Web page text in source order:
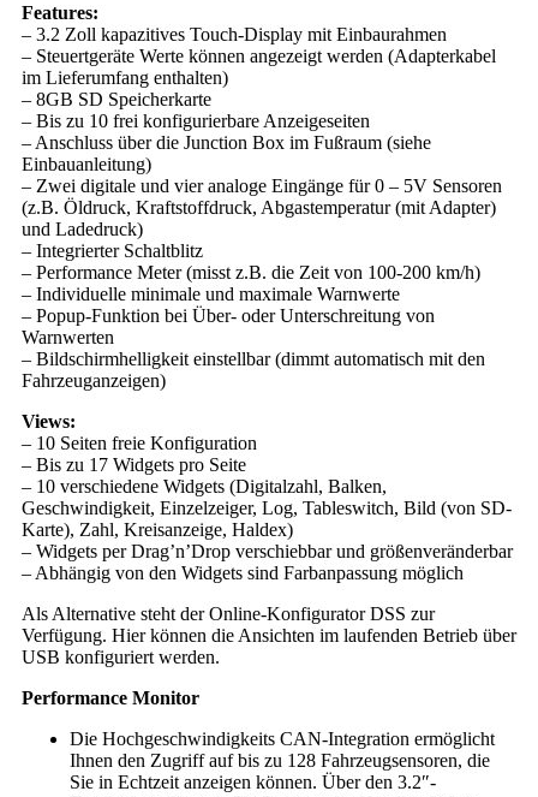
Features:
– 3.2 Zoll kapazitives Touch-Display mit Einbaurahmen
– Steuertgeräte Werte können angezeigt werden (Adapterkabel
im Lieferumfang enthalten)
– 8GB SD Speicherkarte
– Bis zu 10 frei konfigurierbare Anzeigeseiten
– Anschluss über die Junction Box im Fußraum (siehe
Einbauanleitung)
– Zwei digitale und vier analoge Eingänge für 0 – 5V Sensoren
(z.B. Öldruck, Kraftstoffdruck, Abgastemperatur (mit Adapter)
und Ladedruck)
– Integrierter Schaltblitz
– Performance Meter (misst z.B. die Zeit von 100-200 km/h)
– Individuelle minimale und maximale Warnwerte
– Popup-Funktion bei Über- oder Unterschreitung von
Warnwerten
– Bildschirmhelligkeit einstellbar (dimmt automatisch mit den
Fahrzeuganzeigen)
Views:
– 10 Seiten freie Konfiguration
– Bis zu 17 Widgets pro Seite
– 10 verschiedene Widgets (Digitalzahl, Balken,
Geschwindigkeit, Einzelzeiger, Log, Tableswitch, Bild (von SD-
Karte), Zahl, Kreisanzeige, Haldex)
– Widgets per Drag’n’Drop verschiebbar und größenveränderbar
– Abhängig von den Widgets sind Farbanpassung möglich
Als Alternative steht der Online-Konfigurator DSS zur
Verfügung. Hier können die Ansichten im laufenden Betrieb über
USB konfiguriert werden.
Performance Monitor
Die Hochgeschwindigkeits CAN-Integration ermöglicht
Ihnen den Zugriff auf bis zu 128 Fahrzeugsensoren, die
Sie in Echtzeit anzeigen können. Über den 3.2″-